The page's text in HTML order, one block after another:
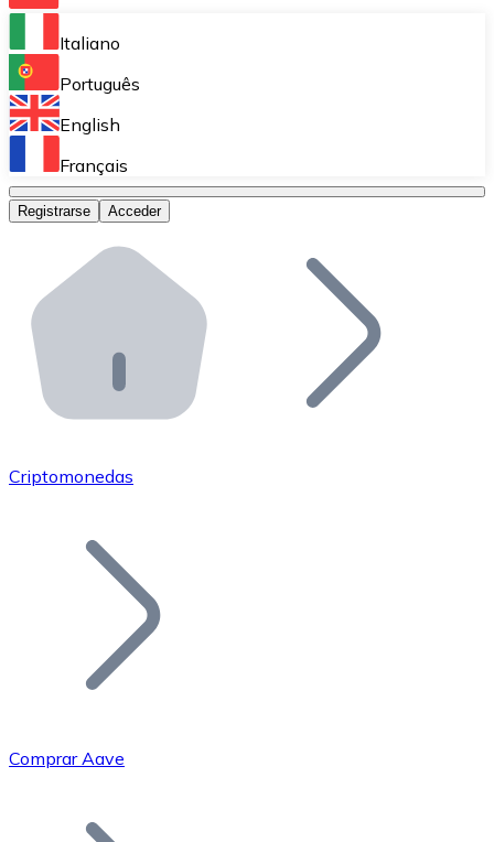
Bitnovo Ramp
Integra nuestra solución en tu plataforma.
Bitnovo Giftcards
Bitnovo OTC
Bitnovo ATM
Integra un ATM Bitnovo en tu negocio y permite que
Bitnovo API
Integra nuestra API en tu ecosistema.
Únete a nuestra red de distribuidores.
Añade tu proyecto a nuestro ecosistema.
Bitcoin
Italiano
Português
English
Français
Registrarse Acceder
Criptomonedas
Comprar Aave